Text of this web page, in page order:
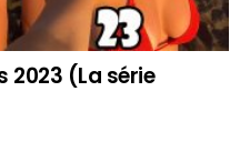
2023 (La série